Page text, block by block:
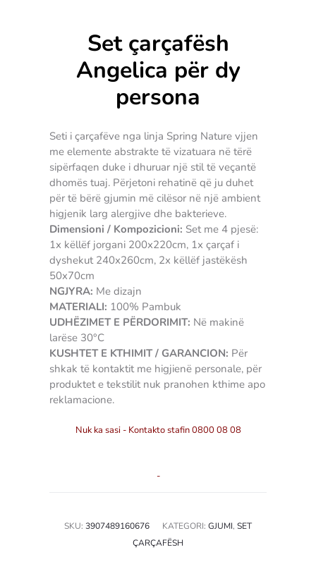
Set çarçafësh
Angelica për dy
persona
Seti i çarçafëve nga linja Spring Nature vjjen
me elemente abstrakte të vizatuara në tërë
sipërfaqen duke i dhuruar një stil të veçantë
dhomës tuaj. Përjetoni rehatinë që ju duhet
për të bërë gjumin më cilësor në një ambient
higjenik larg alergjive dhe bakterieve.
Dimensioni / Kompozicioni: Set me 4 pjesë:
1x këllëf jorgani 200x220cm, 1x çarçaf i
dyshekut 240x260cm, 2x këllëf jastëkësh
50x70cm
NGJYRA: Me dizajn
MATERIALI: 100% Pambuk
UDHËZIMET E PËRDORIMIT: Në makinë
larëse 30°C
KUSHTET E KTHIMIT / GARANCION: Për
shkak të kontaktit me higjienë personale, për
produktet e tekstilit nuk pranohen kthime apo
reklamacione.
Nuk ka sasi - Kontakto stafin 0800 08 08
-
SKU: 3907489160676 KATEGORI: GJUMI, SET
ÇARÇAFËSH